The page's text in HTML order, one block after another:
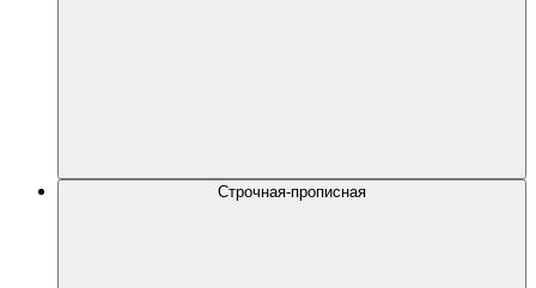
Строчная-прописная